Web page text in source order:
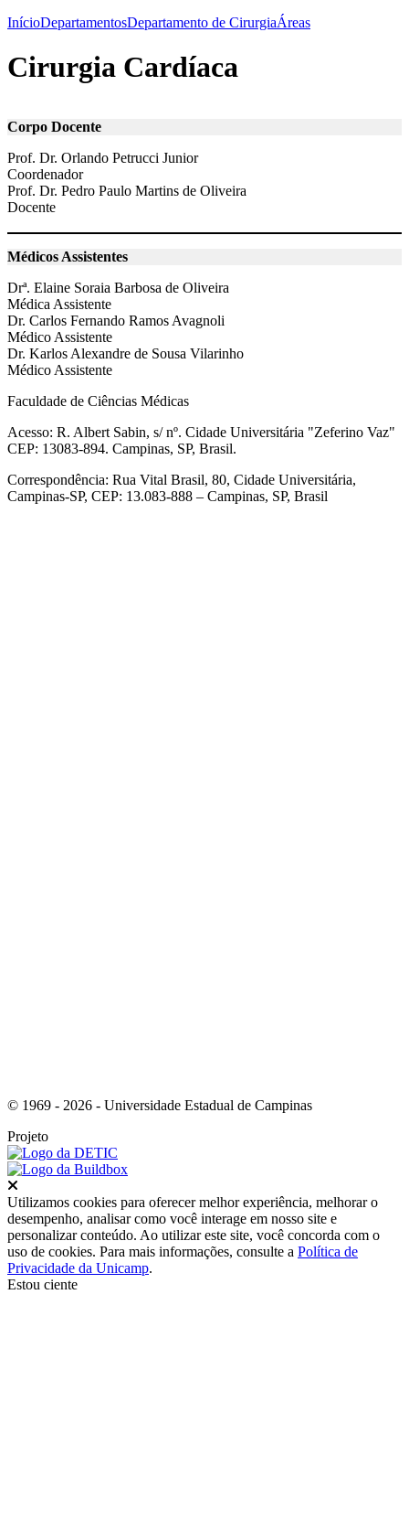
InícioDepartamentosDepartamento de CirurgiaÁreas
Cirurgia Cardíaca
Corpo Docente
Prof. Dr. Orlando Petrucci Junior
Coordenador
Prof. Dr. Pedro Paulo Martins de Oliveira
Docente
Médicos Assistentes
Drª. Elaine Soraia Barbosa de Oliveira
Médica Assistente
Dr. Carlos Fernando Ramos Avagnoli
Médico Assistente
Dr. Karlos Alexandre de Sousa Vilarinho
Médico Assistente
Faculdade de Ciências Médicas
Acesso: R. Albert Sabin, s/ nº. Cidade Universitária "Zeferino Vaz"
CEP: 13083-894. Campinas, SP, Brasil.
Correspondência: Rua Vital Brasil, 80, Cidade Universitária,
Campinas-SP, CEP: 13.083-888 – Campinas, SP, Brasil
© 1969 - 2026 - Universidade Estadual de Campinas
Projeto
Utilizamos cookies para oferecer melhor experiência, melhorar o
desempenho, analisar como você interage em nosso site e
personalizar conteúdo. Ao utilizar este site, você concorda com o
uso de cookies. Para mais informações, consulte a Política de
Privacidade da Unicamp.
Estou ciente